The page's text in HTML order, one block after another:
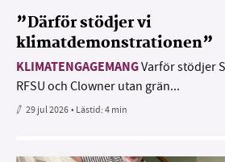
”Därför stödjer vi
klimatdemonstrationen”
KLIMATENGAGEMANGVarför stödjer
RFSU och Clowner utan grän...
29 jul 2026• Lästid:4 min